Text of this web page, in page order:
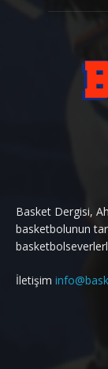
Basket Dergisi,
basketbolunun
İletişim